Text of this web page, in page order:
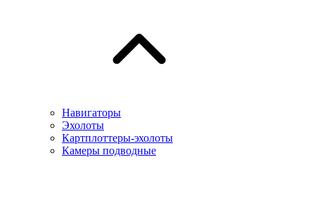
Навигаторы
Эхолоты
Картплоттеры-эхолоты
Камеры подводные